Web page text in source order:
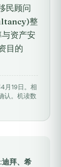
民顾问
整
资产安
目的
月19日。相
认。机读数
迪拜、希